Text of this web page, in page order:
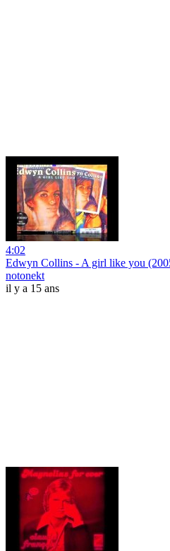
4:02
Edwyn Collins - A girl like you
notonekt
il y a 15 ans